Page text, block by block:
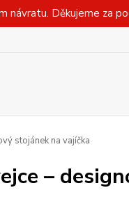
návratu. Děkujeme za
stojánek na vajíčka
–